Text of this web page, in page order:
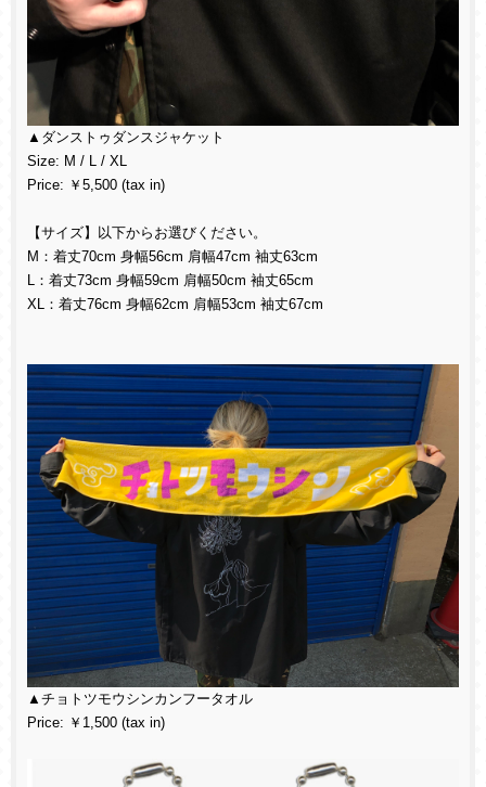
▲ダンストゥダンスジャケット
Size: M / L / XL
Price: ￥5,500 (tax in)
【サイズ】以下からお選びください。
M：着丈70cm 身幅56cm 肩幅47cm 袖丈63cm
L：着丈73cm 身幅59cm 肩幅50cm 袖丈65cm
XL：着丈76cm 身幅62cm 肩幅53cm 袖丈67cm
▲チョトツモウシンカンフータオル
Price: ￥1,500 (tax in)